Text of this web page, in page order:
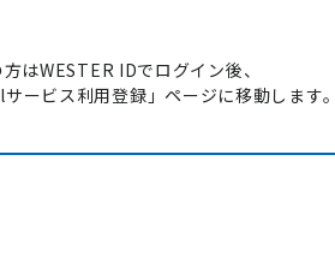
はWESTER IDでログイン後、
ービス利用登録」ページに移動します。